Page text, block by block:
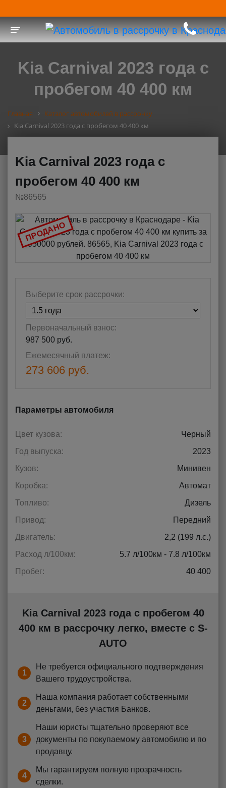
Toggle navigation
Kia Carnival 2023 года с
пробегом 40 400 км
Главная
Каталог автомобилей в рассрочку
Kia Carnival 2023 года с пробегом 40 400 км
Kia Carnival 2023 года с
пробегом 40 400 км
№86565
Выберите срок рассрочки:
Первоначальный взнос:
987 500 руб.
Ежемесячный платеж:
273 606 руб.
Параметры автомобиля
Цвет кузова:
Черный
Год выпуска:
2023
Кузов:
Минивен
Коробка:
Автомат
Топливо:
Дизель
Привод:
Передний
Двигатель:
2,2 (199 л.с.)
Расход л/100км:
5.7 л/100км - 7.8 л/100км
Пробег:
40 400
ПРОДАНО
Kia Carnival 2023 года с пробегом 40
400 км в рассрочку легко, вместе с S-
AUTO
1
Не требуется официального подтверждения
Вашего трудоустройства.
2
Наша компания работает собственными
деньгами, без участия Банков.
3
Наши юристы тщательно проверяют все
документы по покупаемому автомобилю и по
продавцу.
4
Мы гарантируем полную прозрачность
сделки.